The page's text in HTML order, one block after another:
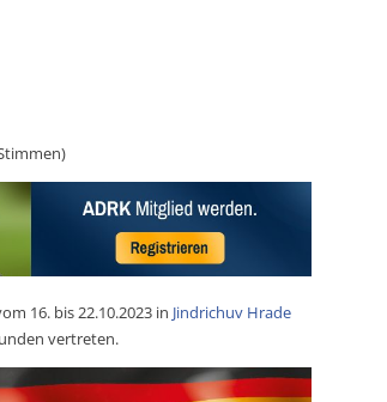
16. bis 22.10.2023 in Jindrichuv Hrade
vertreten.